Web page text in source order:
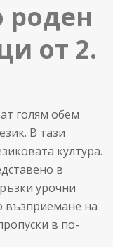
роден
от 2.
голям обем
В тази
култура.
в
урочни
възприемане на
в по-